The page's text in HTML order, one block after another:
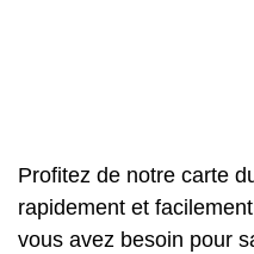
Profitez de notre carte
rapidement et
vous avez besoin pour